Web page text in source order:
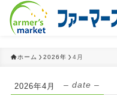
ホーム 2026年 4月
2026年4月 – date –